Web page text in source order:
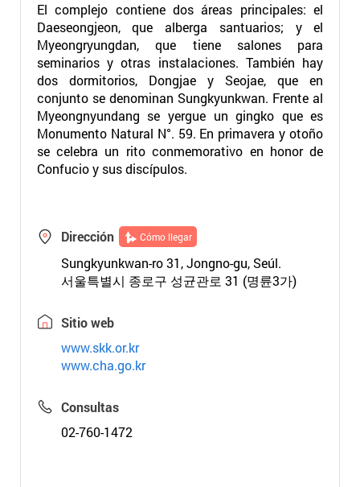
El complejo contiene dos áreas principales: el
Daeseongjeon, que alberga santuarios; y el
Myeongryungdan, que tiene salones para
seminarios y otras instalaciones. También hay
dos dormitorios, Dongjae y Seojae, que en
conjunto se denominan Sungkyunkwan. Frente al
Myeongnyundang se yergue un gingko que es
Monumento Natural N°. 59. En primavera y otoño
se celebra un rito conmemorativo en honor de
Confucio y sus discípulos.
Dirección Cómo llegar
Sungkyunkwan-ro 31, Jongno-gu, Seúl.
서울특별시 종로구 성균관로 31 (명륜3가)
Sitio web
www.skk.or.kr
www.cha.go.kr
Consultas
02-760-1472